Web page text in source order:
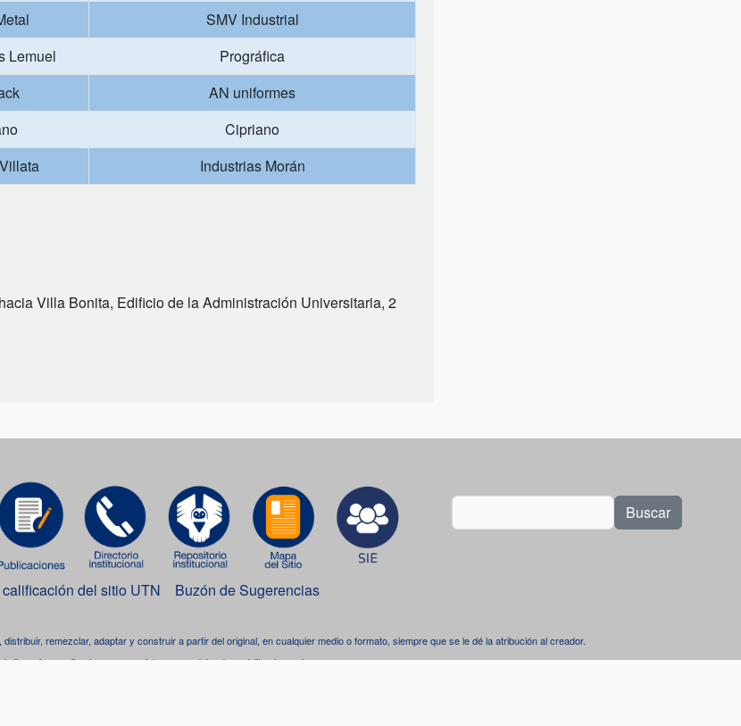
SMV Industrial
Lemuel
Prográfica
AN uniformes
Cipriano
Industrias Morán
Villa Bonita, Edificio de la Administración Universitaria, 2
del sitio UTN Buzón de Sugerencias
Buscar
remezclar, adaptar y construir a partir del original, en cualquier medio o formato, siempre que se le dé la atribución al creador.
la licencia permite el uso comercial, pero se debe dar crédito al creador.